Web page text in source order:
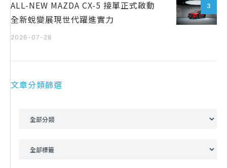
3
ALL-NEW MAZDA CX-5 接單正式啟動
全新蛻變展現世代躍進實力
2026-07-28
文章分類篩選